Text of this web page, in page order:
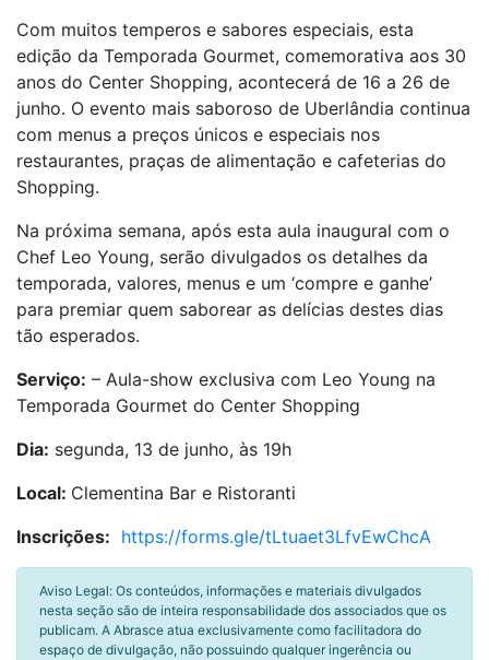
Com muitos temperos e sabores especiais, esta
edição da Temporada Gourmet, comemorativa aos 30
anos do Center Shopping, acontecerá de 16 a 26 de
junho. O evento mais saboroso de Uberlândia continua
com menus a preços únicos e especiais nos
restaurantes, praças de alimentação e cafeterias do
Shopping.
Na próxima semana, após esta aula inaugural com o
Chef Leo Young, serão divulgados os detalhes da
temporada, valores, menus e um ‘compre e ganhe’
para premiar quem saborear as delícias destes dias
tão esperados.
Serviço: – Aula-show exclusiva com Leo Young na
Temporada Gourmet do Center Shopping
Dia: segunda, 13 de junho, às 19h
Local: Clementina Bar e Ristoranti
Inscrições: https://forms.gle/tLtuaet3LfvEwChcA
Aviso Legal: Os conteúdos, informações e materiais divulgados
nesta seção são de inteira responsabilidade dos associados que os
publicam. A Abrasce atua exclusivamente como facilitadora do
espaço de divulgação, não possuindo qualquer ingerência ou